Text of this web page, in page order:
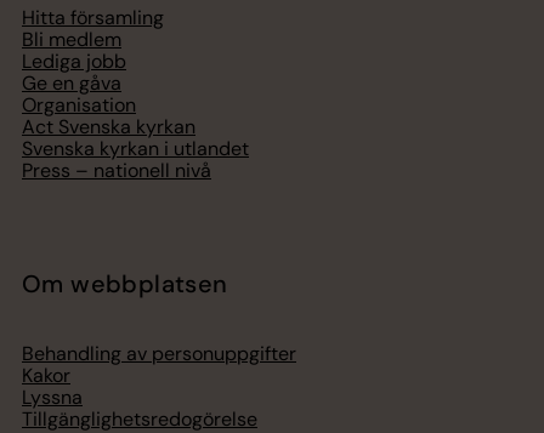
Hitta församling
Bli medlem
Lediga jobb
Ge en gåva
Organisation
Act Svenska kyrkan
Svenska kyrkan i utlandet
Press – nationell nivå
Om webbplatsen
Behandling av personuppgifter
Kakor
Lyssna
Tillgänglighetsredogörelse